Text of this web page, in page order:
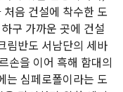
음 건설에 착수한 도
구 가까운 곳에 건설
림반도 서남단의 세바
손을 이어 흑해 함대의
는 심페로폴이라는 도